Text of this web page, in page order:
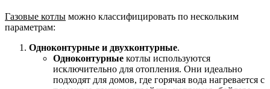
Газовые котлы можно классифицировать по нескольким
параметрам:
Одноконтурные и двухконтурные.
Одноконтурные котлы используются
исключительно для отопления. Они идеально
подходят для домов, где горячая вода нагревается с